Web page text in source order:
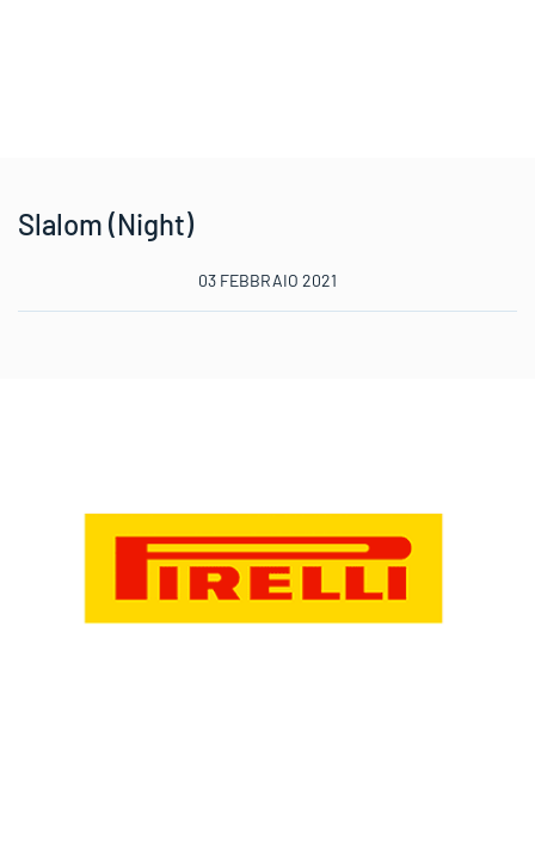
Slalom (Night)
03 FEBBRAIO 2021